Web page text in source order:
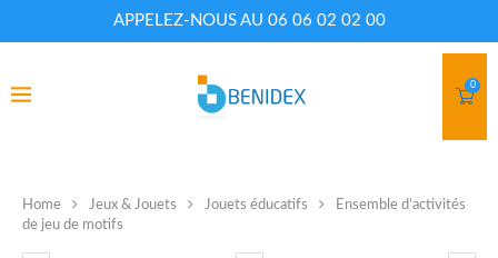
APPELEZ-NOUS AU 06 06 02 02 00
0
Home Jeux & Jouets Jouets éducatifs
Ensemble d’activités
de jeu de motifs